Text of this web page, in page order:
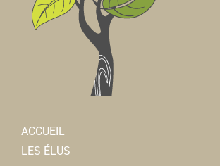
ACCUEIL
LES ÉLUS